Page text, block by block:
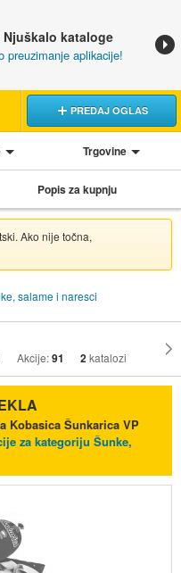
Njuškalo kataloge
preuzimanje aplikacije!
PREDAJ OGLAS
Trgovine
Popis za kupnju
Ako nije točna,
salame i naresci
Akcije:91 2katalozi
Kobasica Šunkarica VP
za kategoriju Šunke,